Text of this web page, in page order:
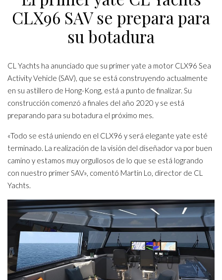
CLX96 SAV se prepara para
su botadura
CL Yachts ha anunciado que su primer yate a motor CLX96 Sea
Activity Vehicle (SAV), que se está construyendo actualmente
en su astillero de Hong-Kong, está a punto de finalizar. Su
construcción comenzó a finales del año 2020 y se está
preparando para su botadura el próximo mes.
«Todo se está uniendo en el CLX96 y será elegante yate esté
terminado. La realización de la visión del diseñador va por buen
camino y estamos muy orgullosos de lo que se está logrando
con nuestro primer SAV», comentó Martin Lo, director de CL
Yachts.